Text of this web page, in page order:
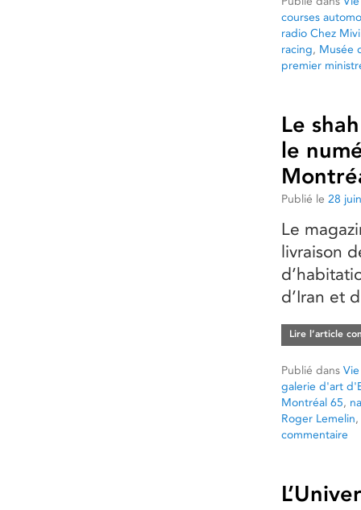
courses
radio Chez
racing, Musée
premier
Le
le
Publié le 28
Le
livraison
d’Iran et
Lire l’article
Publié dans
galerie d'art
Montréal 65,
Roger Lemelin,
commentaire